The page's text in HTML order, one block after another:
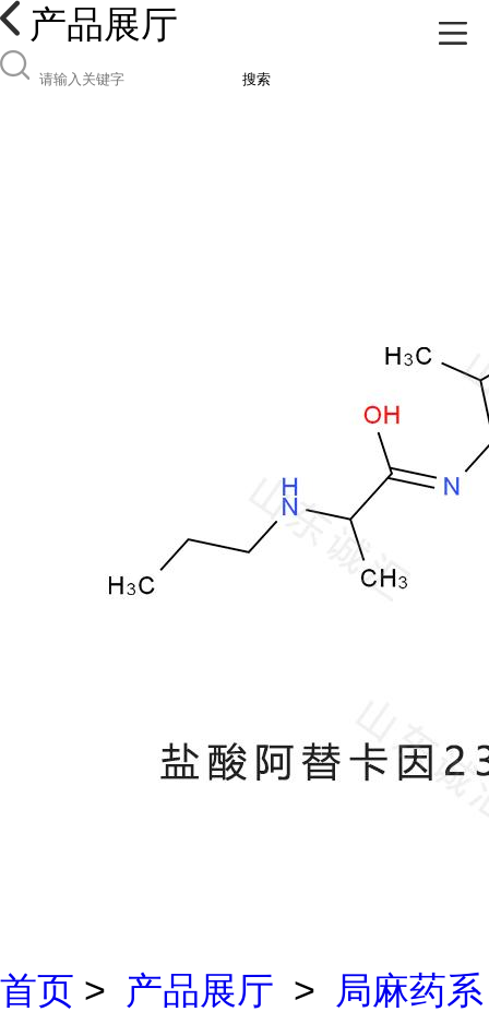
产品展厅
搜索
首页 > 产品展厅 >
局麻药系